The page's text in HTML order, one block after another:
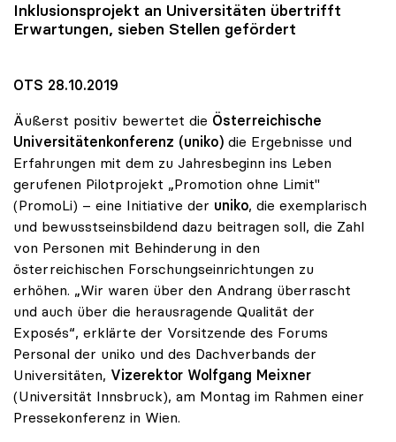
Inklusionsprojekt an Universitäten übertrifft
Erwartungen, sieben Stellen gefördert
OTS 28.10.2019
Äußerst positiv bewertet die Österreichische
Universitätenkonferenz (uniko) die Ergebnisse und
Erfahrungen mit dem zu Jahresbeginn ins Leben
gerufenen Pilotprojekt „Promotion ohne Limit"
(PromoLi) – eine Initiative der uniko, die exemplarisch
und bewusstseinsbildend dazu beitragen soll, die Zahl
von Personen mit Behinderung in den
österreichischen Forschungseinrichtungen zu
erhöhen. „Wir waren über den Andrang überrascht
und auch über die herausragende Qualität der
Exposés“, erklärte der Vorsitzende des Forums
Personal der uniko und des Dachverbands der
Universitäten, Vizerektor Wolfgang Meixner
(Universität Innsbruck), am Montag im Rahmen einer
Pressekonferenz in Wien.